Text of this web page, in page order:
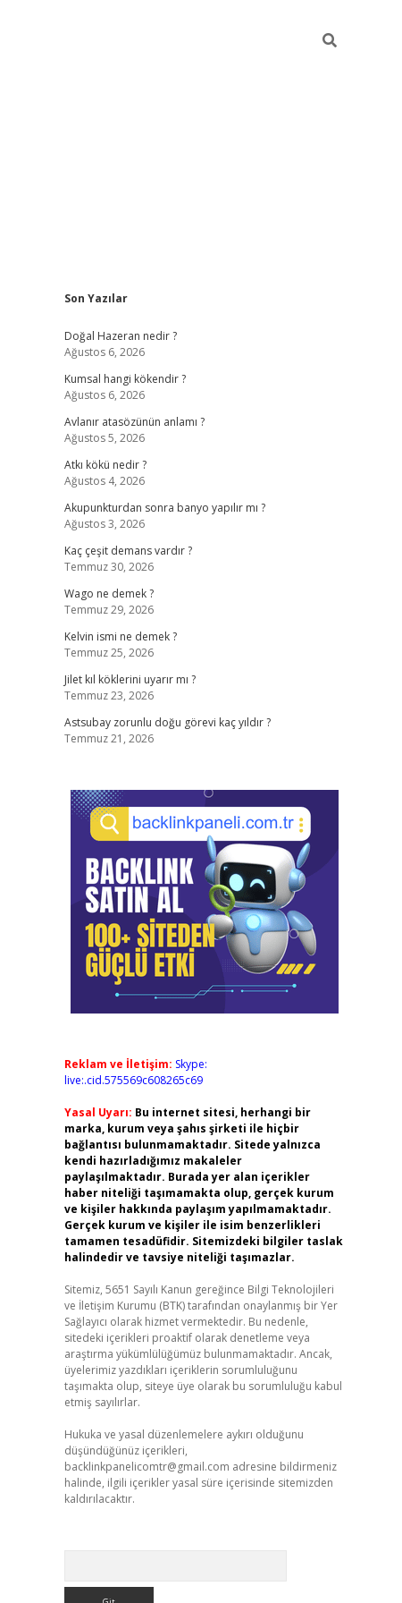
Sidebar
Son Yazılar
Doğal Hazeran nedir ?
Ağustos 6, 2026
Kumsal hangi kökendir ?
Ağustos 6, 2026
Avlanır atasözünün anlamı ?
Ağustos 5, 2026
Atkı kökü nedir ?
Ağustos 4, 2026
Akupunkturdan sonra banyo yapılır mı ?
Ağustos 3, 2026
Kaç çeşit demans vardır ?
Temmuz 30, 2026
Wago ne demek ?
Temmuz 29, 2026
Kelvin ismi ne demek ?
Temmuz 25, 2026
Jilet kıl köklerini uyarır mı ?
Temmuz 23, 2026
Astsubay zorunlu doğu görevi kaç yıldır ?
Temmuz 21, 2026
Reklam ve İletişim: Skype:
live:.cid.575569c608265c69
Yasal Uyarı: Bu internet sitesi, herhangi bir
marka, kurum veya şahıs şirketi ile hiçbir
bağlantısı bulunmamaktadır. Sitede yalnızca
kendi hazırladığımız makaleler
paylaşılmaktadır. Burada yer alan içerikler
haber niteliği taşımamakta olup, gerçek kurum
ve kişiler hakkında paylaşım yapılmamaktadır.
Gerçek kurum ve kişiler ile isim benzerlikleri
tamamen tesadüfidir. Sitemizdeki bilgiler taslak
halindedir ve tavsiye niteliği taşımazlar.
Sitemiz, 5651 Sayılı Kanun gereğince Bilgi Teknolojileri
ve İletişim Kurumu (BTK) tarafından onaylanmış bir Yer
Sağlayıcı olarak hizmet vermektedir. Bu nedenle,
sitedeki içerikleri proaktif olarak denetleme veya
araştırma yükümlülüğümüz bulunmamaktadır. Ancak,
üyelerimiz yazdıkları içeriklerin sorumluluğunu
taşımakta olup, siteye üye olarak bu sorumluluğu kabul
etmiş sayılırlar.
Hukuka ve yasal düzenlemelere aykırı olduğunu
düşündüğünüz içerikleri,
backlinkpanelicomtr@gmail.com adresine bildirmeniz
halinde, ilgili içerikler yasal süre içerisinde sitemizden
kaldırılacaktır.
ilbet giriş